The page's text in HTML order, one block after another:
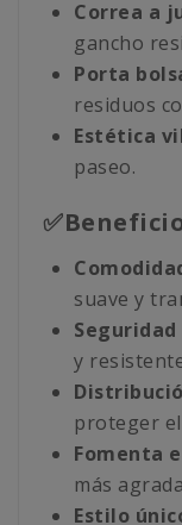
Correa a
gancho
Porta
residuos
Estética
paseo.
suave y
y
proteger
Fomenta
más
Estilo